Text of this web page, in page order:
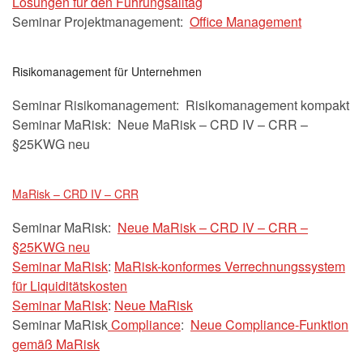
Seminar Projektmanagement: Office Management
Risikomanagement für Unternehmen
Seminar Risikomanagement: Risikomanagement kompakt
Seminar MaRisk: Neue MaRisk – CRD IV – CRR –
§25KWG neu
MaRisk – CRD IV – CRR
Seminar MaRisk: Neue MaRisk – CRD IV – CRR –
§25KWG neu
Seminar MaRisk: MaRisk-konformes Verrechnungssystem
für Liquiditätskosten
Seminar MaRisk: Neue MaRisk
Seminar MaRiskCompliance: Neue Compliance-Funktion
gemäß MaRisk